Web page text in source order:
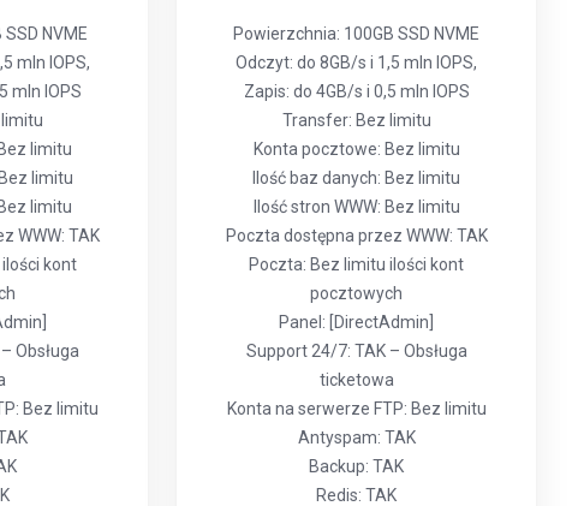
NVME
mln IOPS,
mln IOPS
limitu
limitu
limitu
WWW: TAK
kont
Obsługa
Bez limitu
Powierzchnia: 100GB SSD NVME
Odczyt: do 8GB/s i 1,5 mln IOPS,
Zapis: do 4GB/s i 0,5 mln IOPS
Transfer: Bez limitu
Konta pocztowe: Bez limitu
Ilość baz danych: Bez limitu
Ilość stron WWW: Bez limitu
Poczta dostępna przez WWW: TAK
Poczta: Bez limitu ilości kont
pocztowych
Panel: [DirectAdmin]
Support 24/7: TAK – Obsługa
ticketowa
Konta na serwerze FTP: Bez limitu
Antyspam: TAK
Backup: TAK
Redis: TAK